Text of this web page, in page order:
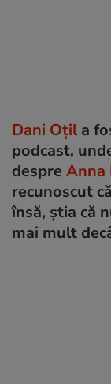
Dani Oțil a
podcast,
despre Anna
recunoscut
însă, știa că
mai mult